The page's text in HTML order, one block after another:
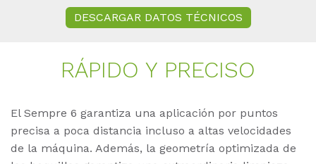
DESCARGAR DATOS TÉCNICOS
RÁPI­DO Y PRE­CI­SO
El Sempre 6 garantiza una aplicación por puntos
precisa a poca distancia incluso a altas velocidades
de la máquina. Además, la geometría optimizada de